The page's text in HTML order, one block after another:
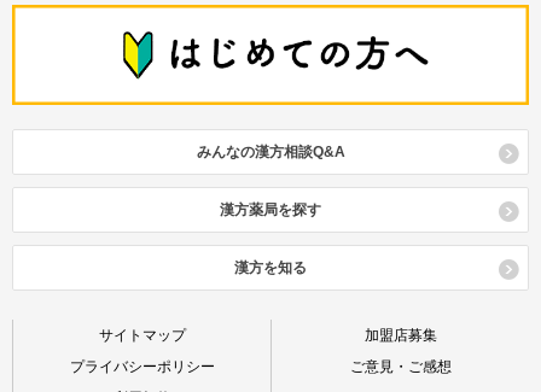
みんなの漢方相談Q&A
漢方薬局を探す
漢方を知る
サイトマップ
プライバシーポリシー
加盟店募集
ご意見・ご感想